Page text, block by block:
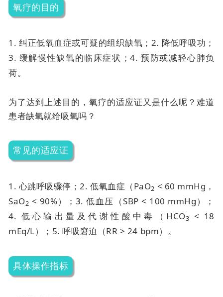
氧疗的目的
1. 纠正低氧血症或可疑的组织缺氧； 2. 降低呼吸功；
3. 缓解慢性缺氧的临床症状；4. 预防或减轻心肺负
荷。
为了达到上述目的，氧疗的适应证又是什么呢？难道
患者缺氧就给吸氧吗？
常见的适应证
1. 心跳呼吸骤停；2. 低氧血症（PaO2 < 60 mmHg，
SaO2 < 90%）； 3. 低血压（SBP < 100 mmHg）；
4. 低心输出量及代谢性酸中毒（HCO3
< 18
mEq/L）； 5. 呼吸窘迫（RR > 24 bpm）。
具体操作指标